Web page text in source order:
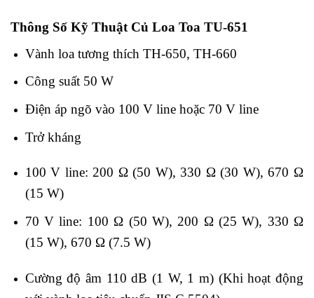
Thông Số Kỹ Thuật Củ Loa Toa TU-651
Vành loa tương thích TH-650, TH-660
Công suất 50 W
Điện áp ngõ vào 100 V line hoặc 70 V line
Trở kháng
100 V line: 200 Ω (50 W), 330 Ω (30 W), 670 Ω
(15 W)
70 V line: 100 Ω (50 W), 200 Ω (25 W), 330 Ω
(15 W), 670 Ω (7.5 W)
Cường độ âm 110 dB (1 W, 1 m) (Khi hoạt động